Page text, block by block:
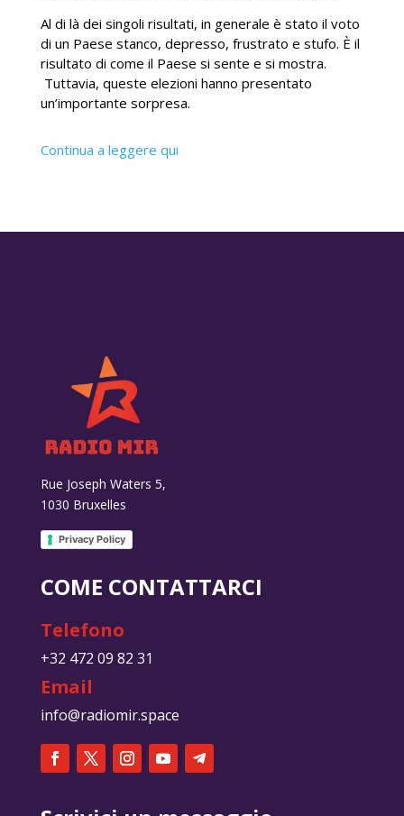
Al di là dei singoli risultati, in generale è stato il voto
di un Paese stanco, depresso, frustrato e stufo. È il
risultato di come il Paese si sente e si mostra.
Tuttavia, queste elezioni hanno presentato
un’importante sorpresa.
Continua a leggere qui
Rue Joseph Waters 5,
1030 Bruxelles
Privacy Policy
COME CONTATTARCI
Telefono
+32 472 09 82 31
Email
info@radiomir.space